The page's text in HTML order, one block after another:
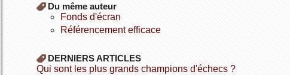
Du même auteur
fonds d'écran
référencement efficace
DERNIERS ARTICLES
Qui sont les plus grands champions d'échecs ?